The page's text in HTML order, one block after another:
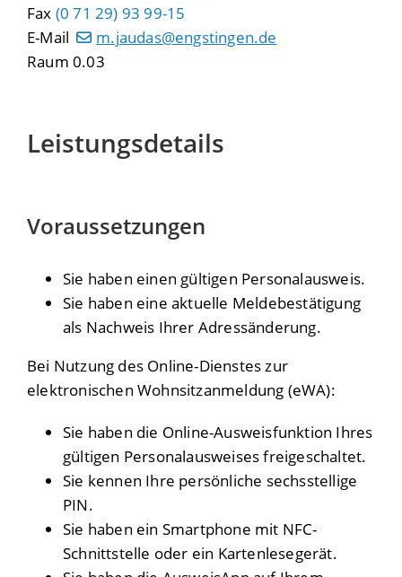
Fax (0 71 29) 93 99-15
E-Mail
m.jaudas@engstingen.de
Raum 0.03
Leistungsdetails
Voraussetzungen
Sie haben einen gültigen Personalausweis.
Sie haben eine aktuelle Meldebestätigung
als Nachweis Ihrer Adressänderung.
Bei Nutzung des Online-Dienstes zur
elektronischen Wohnsitzanmeldung (eWA):
Sie haben die Online-Ausweisfunktion Ihres
gültigen Personalausweises freigeschaltet.
Sie kennen Ihre persönliche sechsstellige
PIN.
Sie haben ein Smartphone mit NFC-
Schnittstelle oder ein Kartenlesegerät.